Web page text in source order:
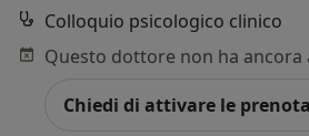
Colloquio psicologico clinico
Chiedi di attivare le